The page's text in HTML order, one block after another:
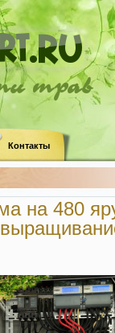
трав
Контакты
на 480